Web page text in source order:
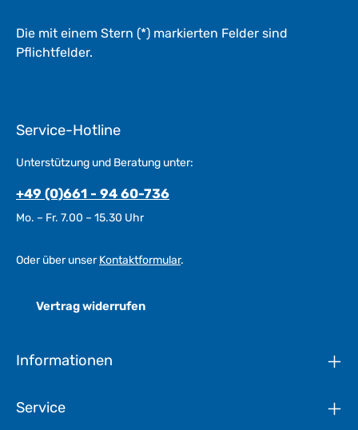
Die mit einem Stern (*) markierten Felder sind
Pflichtfelder.
Service-Hotline
Unterstützung und Beratung unter:
+49 (0)661 - 94 60-736
Mo. – Fr. 7.00 – 15.30 Uhr
Oder über unserKontaktformular.
Vertrag widerrufen
Informationen
Service